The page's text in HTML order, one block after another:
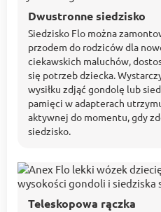
Dwustronne siedzisko
Siedzisko Flo można
przodem do rodziców dla
ciekawskich maluchów,
się potrzeb dziecka.
wysiłku zdjąć gondolę lub
pamięci w adapterach
aktywnej do momentu, gdy
siedzisko.
Teleskopowa rączka